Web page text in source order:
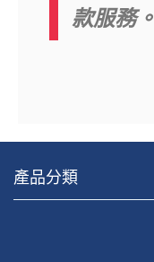
款服務。
產品分類